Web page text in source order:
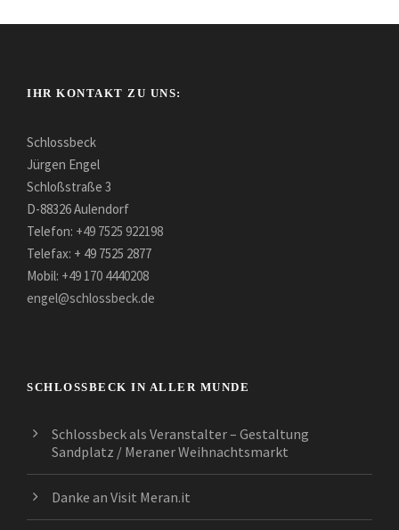
IHR KONTAKT ZU UNS:
Schlossbeck
Jürgen Engel
Schloßstraße 3
D-88326 Aulendorf
Telefon: +49 7525 922198
Telefax: + 49 7525 2877
Mobil: +49 170 4440208
engel@schlossbeck.de
SCHLOSSBECK IN ALLER MUNDE
Schlossbeck als Veranstalter – Gestaltung
Sandplatz / Meraner Weihnachtsmarkt
Danke an Visit Meran.it